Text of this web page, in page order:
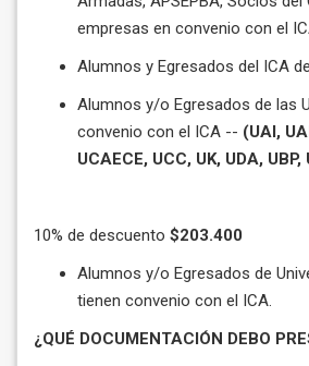
empresas en convenio con el
Alumnos y Egresados del ICA
Alumnos y/o Egresados de las
convenio con el ICA -- (UAI,
UCAECE, UCC, UK, UDA,
10% de descuento $203.400
Alumnos y/o Egresados de
tienen convenio con el ICA.
¿QUÉ DOCUMENTACIÓN DEBO